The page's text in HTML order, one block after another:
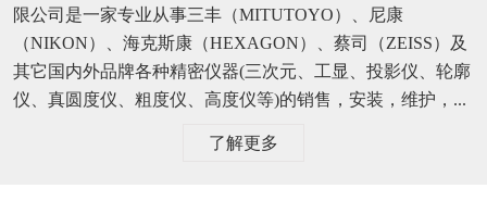
限公司是一家专业从事三丰（MITUTOYO）、尼康
（NIKON）、海克斯康（HEXAGON）、蔡司（ZEISS）及
其它国内外品牌各种精密仪器(三次元、工显、投影仪、轮廓
仪、真圆度仪、粗度仪、高度仪等)的销售，安装，维护，...
了解更多